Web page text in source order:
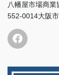
八幡屋市場商業
552-0014大阪